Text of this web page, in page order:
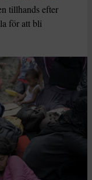
tillhands efter
för att bli